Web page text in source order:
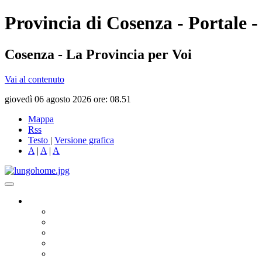
Provincia di Cosenza - Portale
Cosenza - La Provincia per Voi
Vai al contenuto
giovedì 06 agosto 2026 ore: 08.51
Mappa
Rss
Testo | Versione grafica
A | A | A